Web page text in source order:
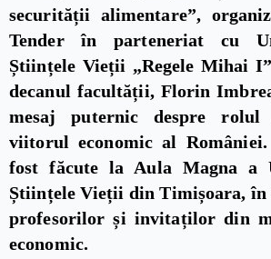
securității alimentare”,
Tender în parteneriat cu
Științele Vieții „Regele Mihai
decanul facultății, Florin
mesaj puternic despre
viitorul economic al
fost făcute la Aula Magna a
Științele Vieții din Timișoara,
profesorilor și invitaților din
economic.